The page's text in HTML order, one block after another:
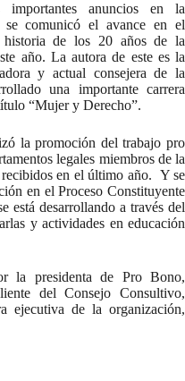
anuncios en la
se comunicó el avance en el
de los 20 años de la
año. La autora de este es la
y actual consejera de la
una importante carrera
“Mujer y Derecho”.
la promoción del trabajo pro
legales miembros de la
en el último año. Y se
en el Proceso Constituyente
está desarrollando a través del
y actividades en educación
la presidenta de Pro Bono,
del Consejo Consultivo,
ejecutiva de la organización,